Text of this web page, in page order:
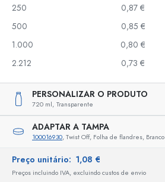
250
0,87 €
500
0,85 €
1.000
0,80 €
2.212
0,73 €
PERSONALIZAR O PRODUTO
720 ml, Transparente
ADAPTAR A TAMPA
100016930, Twist Off, Folha de flandres, Branco
Preço unitário: 1,08 €
Preços incluindo IVA, excluindo custos de envio